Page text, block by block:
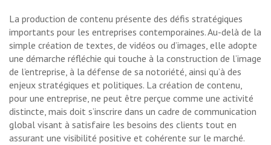
La production de contenu présente des défis stratégiques
importants pour les entreprises contemporaines. Au-delà de la
simple création de textes, de vidéos ou d’images, elle adopte
une démarche réfléchie qui touche à la construction de l’image
de l’entreprise, à la défense de sa notoriété, ainsi qu’à des
enjeux stratégiques et politiques. La création de contenu,
pour une entreprise, ne peut être perçue comme une activité
distincte, mais doit s’inscrire dans un cadre de communication
global visant à satisfaire les besoins des clients tout en
assurant une visibilité positive et cohérente sur le marché.